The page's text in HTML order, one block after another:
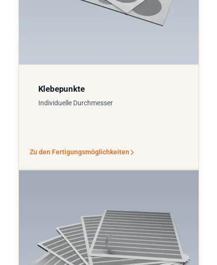
Klebepunkte
Individuelle Durchmesser
Zu den Fertigungsmöglichkeiten